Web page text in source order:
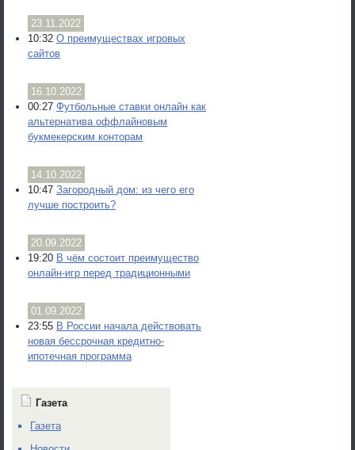
23.11.2022
10:32 О преимуществах игровых
сайтов
16.10.2022
00:27 Футбольные ставки онлайн как
альтернатива оффлайновым
букмекерским конторам
14.10.2022
10:47 Загородный дом: из чего его
лучше построить?
20.09.2022
19:20 В чём состоит преимущество
онлайн-игр перед традиционными
01.09.2022
23:55 В России начала действовать
новая бессрочная кредитно-
ипотечная программа
Газета
Газета